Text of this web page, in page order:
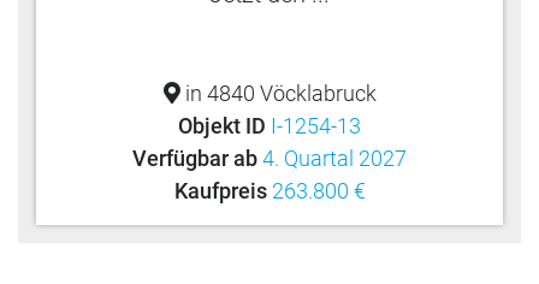
in 4840 Vöcklabruck
Objekt ID I-1254-13
Verfügbar ab4. Quartal 2027
Kaufpreis 263.800 €